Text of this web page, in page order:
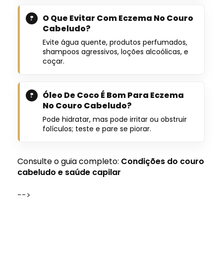
O Que Evitar Com Eczema No Couro
Cabeludo?
Evite água quente, produtos perfumados,
shampoos agressivos, loções alcoólicas, e
coçar.
Óleo De Coco É Bom Para Eczema
No Couro Cabeludo?
Pode hidratar, mas pode irritar ou obstruir
folículos; teste e pare se piorar.
Consulte o guia completo: Condições do couro
cabeludo e saúde capilar
-->